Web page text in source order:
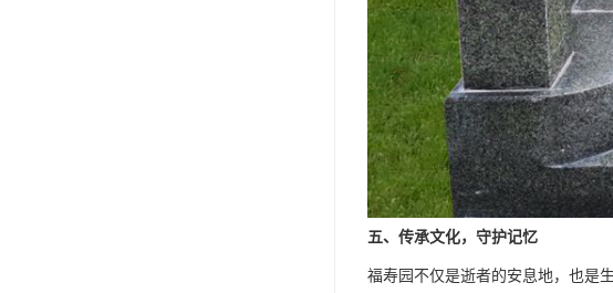
五、传承文化，守护记忆
福寿园不仅是逝者的安息地，也是